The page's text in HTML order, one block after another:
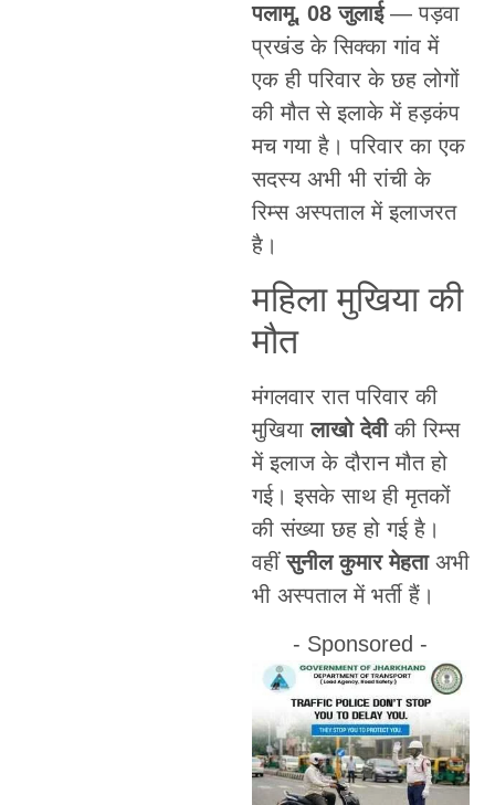
पलामू, 08 जुलाई— पड़वा
प्रखंड के सिक्का गांव में
एक ही परिवार के छह लोगों
की मौत से इलाके में हड़कंप
मच गया है। परिवार का एक
सदस्य अभी भी रांची के
रिम्स अस्पताल में इलाजरत
है।
महिला मुखिया की
मौत
मंगलवार रात परिवार की
मुखियालाखो देवीकी रिम्स
में इलाज के दौरान मौत हो
गई। इसके साथ ही मृतकों
की संख्या छह हो गई है।
वहींसुनील कुमार मेहताअभी
भी अस्पताल में भर्ती हैं।
- Sponsored -